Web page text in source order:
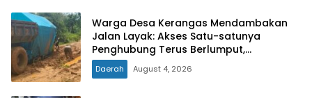
Warga Desa Kerangas Mendambakan
Jalan Layak: Akses Satu-satunya
Penghubung Terus Berlumput,
Menghambat Ekonomi dan Pelayanan
Kesehatan
Daerah August 4, 2026